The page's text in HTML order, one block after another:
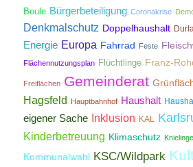
Boule Bürgerbeteiligung Coronakrise
Denkmalschutz Doppelhaushalt
Energie Europa Fahrrad Feste
Flächennutzungsplan Flüchtlinge Franz-
Freiflächen Gemeinderat
Hagsfeld Hauptbahnhof Haushalt
eigener Sache Inklusion KAL
Kinderbetreuung Klimaschutz
Kommunalwahl KSC/Wildpark